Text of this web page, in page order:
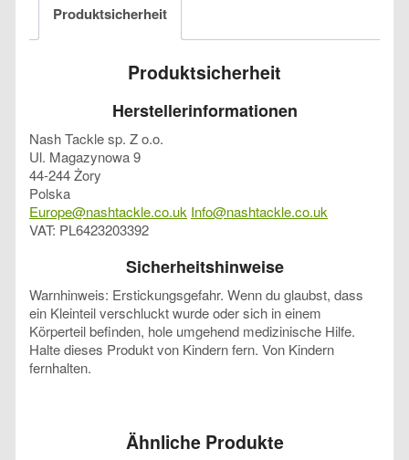
Produktsicherheit
Produktsicherheit
Herstellerinformationen
Nash Tackle sp. Z o.o.
Ul. Magazynowa 9
44-244 Żory
Polska
Europe@nashtackle.co.uk Info@nashtackle.co.uk
VAT: PL6423203392
Sicherheitshinweise
Warnhinweis: Erstickungsgefahr. Wenn du glaubst, dass
ein Kleinteil verschluckt wurde oder sich in einem
Körperteil befinden, hole umgehend medizinische Hilfe.
Halte dieses Produkt von Kindern fern. Von Kindern
fernhalten.
Ähnliche Produkte